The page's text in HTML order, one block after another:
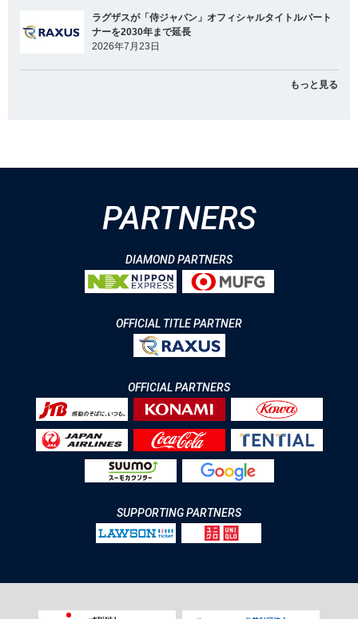
ラグザスが「侍ジャパン」オフィシャルタイトルパート
ナーを2030年まで延長
2026年7月23日
もっと見る
PARTNERS
DIAMOND PARTNERS
OFFICIAL TITLE PARTNER
OFFICIAL PARTNERS
SUPPORTING PARTNERS